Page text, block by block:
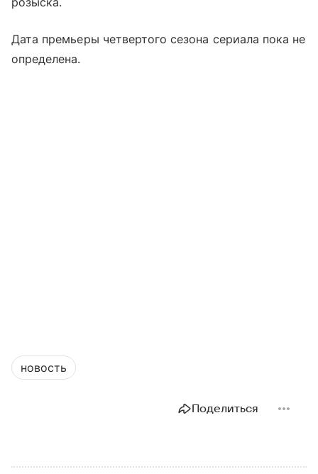
Дата премьеры четвертого сезона сериала пока не
определена.
новость
Поделиться